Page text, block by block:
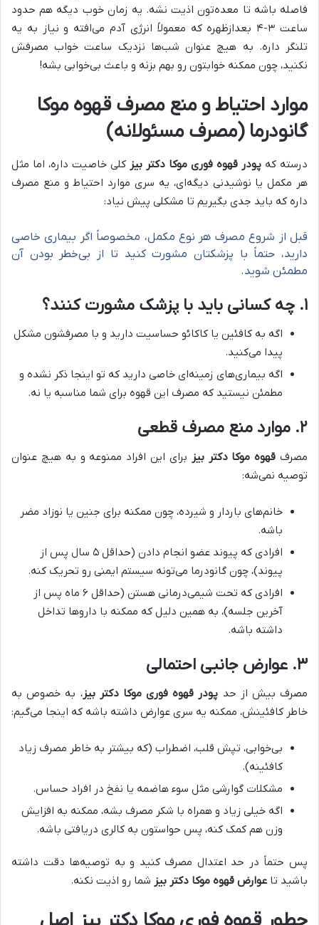
فاصله باشه تا معده‌تون اذیت نشه. یه زمان خوب دیگه هم حدود
ساعت ۳-۴ بعدازظهره که معمولاً انرژی آدم می‌افته و نیاز به یه
تلنگر داره. به هیچ عنوان شب‌ها نزدیک ساعت خواب مصرفش
نکنید، چون ممکنه خوابتون رو بهم بزنه و باعث بی‌خوابی بشه!
موارد احتیاط و منع مصرف قهوه موکا
گانودرما (مصرف مسئولانه)
درسته که پودر قهوه فوری موکا دکتر بیز کلی خاصیت داره، اما مثل
هر مکمل یا نوشیدنی دیگه‌ای، یه سری موارد احتیاط و منع مصرف
داره که باید جدی بگیریم تا مشکلی پیش نیاد:
قبل از شروع مصرف هر نوع مکمل، مخصوصاً اگر بیماری خاصی
دارید، حتماً با پزشکتان مشورت کنید تا از بی‌خطر بودن آن
مطمئن شوید.
۱. چه کسانی باید با پزشک مشورت کنند؟
اگه به کافئین یا کاکائو حساسیت دارید و با مصرفشون مشکل
پیدا می‌کنید.
اگه بیماری‌های زمینه‌ای خاصی دارید که تو اینجا ذکر نشده و
مطمئن نیستید که مصرف این قهوه برای شما مناسبه یا نه.
۲. موارد منع مصرف قطعی
مصرف قهوه موکا دکتر بیز برای این افراد ممنوعه و به هیچ عنوان
توصیه نمی‌شه:
خانم‌های باردار و شیرده، چون ممکنه برای جنین یا نوزاد مضر
باشه.
افرادی که پیوند عضو انجام دادن (حداقل ۵ سال پس از
پیوند)، چون گانودرما می‌تونه سیستم ایمنی رو تحریک کنه.
افرادی که تحت شیمی‌درمانی هستن (حداقل ۶ ماه پس از
آخرین جلسه)، به همین دلیل که ممکنه با داروها تداخل
داشته باشه.
۳. عوارض جانبی احتمالی
مصرف بیش از حد پودر قهوه فوری موکا دکتر بیز، به خصوص به
خاطر کافئینش، ممکنه یه سری عوارض داشته باشه که اینجا می‌گیم:
بی‌خوابی، تپش قلب، اضطراب (که بیشتر به خاطر مصرف زیاد
کافئینه).
مشکلات گوارشی مثل سوء هاضمه یا نفخ در افراد حساس.
اگه خیلی زیاد و همراه با شکر مصرف بشه، ممکنه به افزایش
وزن هم کمک کنه، پس حواستون به کالری دریافتی باشه.
پس حتماً در حد اعتدال مصرف کنید و به توصیه‌ها دقت داشته
باشید تا عوارض قهوه موکا دکتر بیز شما رو اذیت نکنه.